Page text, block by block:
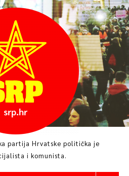
partija Hrvatske politička je
i komunista.